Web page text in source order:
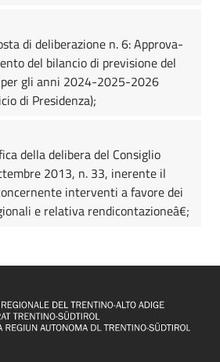
di deliberazione n. 6: Approva-
del bilancio di previsione del
per gli anni 2024-2025-2026
di Presidenza);
della delibera del Consiglio
2013, n. 33, inerente il
interventi a favore dei
e relativa rendicontazioneâ€;